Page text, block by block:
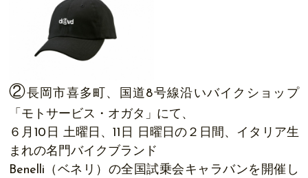
②長岡市喜多町、国道8号線沿いバイクショップ
「モトサービス・オガタ」にて、
６月10日 土曜日、11日 日曜日の２日間、イタリア生
まれの名門バイクブランド
Benelli（ベネリ）の全国試乗会キャラバンを開催し